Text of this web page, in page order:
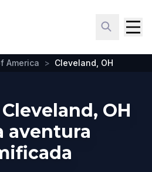
America > Cleveland, OH
OH
aventura